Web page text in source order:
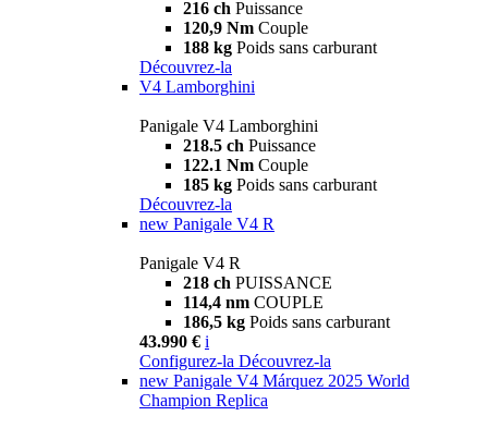
216 ch Puissance
120,9 Nm Couple
188 kg Poids sans carburant
Découvrez-la
V4 Lamborghini
Panigale V4 Lamborghini
218.5 ch Puissance
122.1 Nm Couple
185 kg Poids sans carburant
Découvrez-la
new Panigale V4 R
Panigale V4 R
218 ch PUISSANCE
114,4 nm COUPLE
186,5 kg Poids sans carburant
43.990 € i
Configurez-la Découvrez-la
new Panigale V4 Márquez 2025 World
Champion Replica